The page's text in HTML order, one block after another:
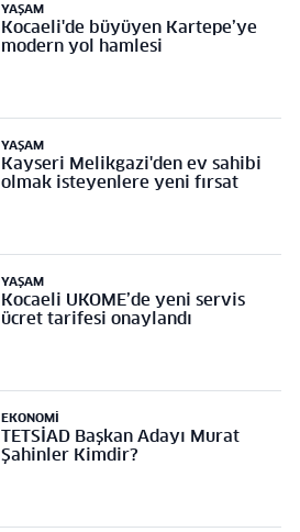
YAŞAM
Kocaeli'de büyüyen Kartepe’ye
modern yol hamlesi
YAŞAM
Kayseri Melikgazi'den ev sahibi
olmak isteyenlere yeni fırsat
YAŞAM
Kocaeli UKOME’de yeni servis
ücret tarifesi onaylandı
EKONOMI
TETSİAD Başkan Adayı Murat
Şahinler Kimdir?